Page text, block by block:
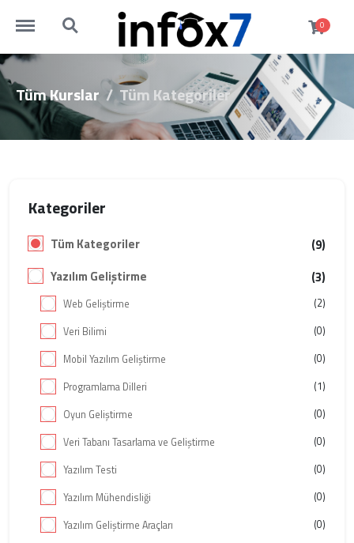
https://www.infox7.com/menu
https://www.infox7.com/search 0
Tüm Kurslar Tüm Kategoriler
Kategoriler
Tüm Kategoriler
(9)
Yazılım Geliştirme
(3)
Web Geliştirme
(2)
Veri Bilimi
(0)
Mobil Yazılım Geliştirme
(0)
Programlama Dilleri
(1)
Oyun Geliştirme
(0)
Veri Tabanı Tasarlama ve Geliştirme
(0)
Yazılım Testi
(0)
Yazılım Mühendisliği
(0)
Yazılım Geliştirme Araçları
(0)